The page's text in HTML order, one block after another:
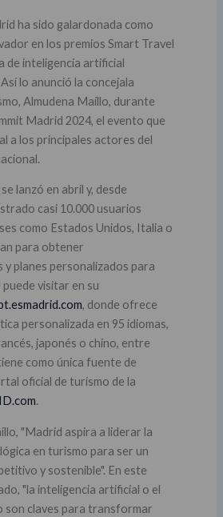
ha sido galardonada como
en los premios Smart Travel
de inteligencia artificial
lo anunció la concejala
Almudena Maíllo, durante
Madrid 2024, el evento que
a los principales actores del
lanzó en abril y, desde
casi 10.000 usuarios
como Estados Unidos, Italia o
para obtener
y planes personalizados para
visitar en su
, donde ofrece
personalizada en 95 idiomas,
japonés o chino, entre
como única fuente de
oficial de turismo de la
.
"Madrid aspira a liderar la
en turismo para ser un
y sostenible". En este
"la inteligencia artificial o el
son claves para transformar